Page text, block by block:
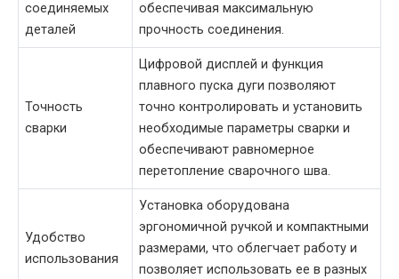
соединяемых
деталей
обеспечивая максимальную
прочность соединения.
Точность
сварки
Цифровой дисплей и функция
плавного пуска дуги позволяют
точно контролировать и установить
необходимые параметры сварки и
обеспечивают равномерное
перетопление сварочного шва.
Удобство
использования
Установка оборудована
эргономичной ручкой и компактными
размерами, что облегчает работу и
позволяет использовать ее в разных